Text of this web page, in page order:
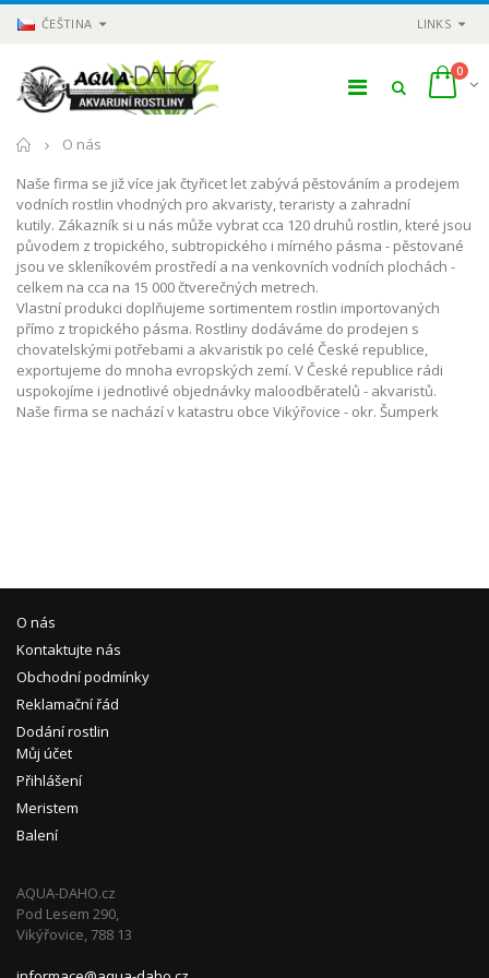
ČEŠTINA LINKS
0
Domů
O nás
Naše firma se již více jak čtyřicet let zabývá pěstováním a prodejem
vodních rostlin vhodných pro akvaristy, teraristy a zahradní
kutily. Zákazník si u nás může vybrat cca 120 druhů rostlin, které jsou
původem z tropického, subtropického i mírného pásma - pěstované
jsou ve skleníkovém prostředí a na venkovních vodních plochách -
celkem na cca na 15 000 čtverečných metrech.
Vlastní produkci doplňujeme sortimentem rostlin importovaných
přímo z tropického pásma. Rostliny dodáváme do prodejen s
chovatelskými potřebami a akvaristik po celé České republice,
exportujeme do mnoha evropských zemí. V České republice rádi
uspokojíme i jednotlivé objednávky maloodběratelů - akvaristů.
Naše firma se nachází v katastru obce Vikýřovice - okr. Šumperk
O nás
Kontaktujte nás
Obchodní podmínky
Reklamační řád
Dodání rostlin
Můj účet
Přihlášení
Meristem
Balení
AQUA-DAHO.cz
Pod Lesem 290,
Vikýřovice, 788 13